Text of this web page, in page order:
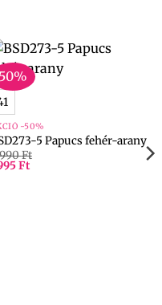
50%
-50%
5 Papucs fehér-arany
Ft
Ft